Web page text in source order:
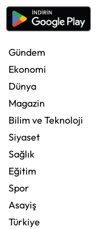
Gündem
Ekonomi
Dünya
Magazin
Bilim ve Teknoloji
Siyaset
Sağlık
Eğitim
Spor
Asayiş
Türkiye